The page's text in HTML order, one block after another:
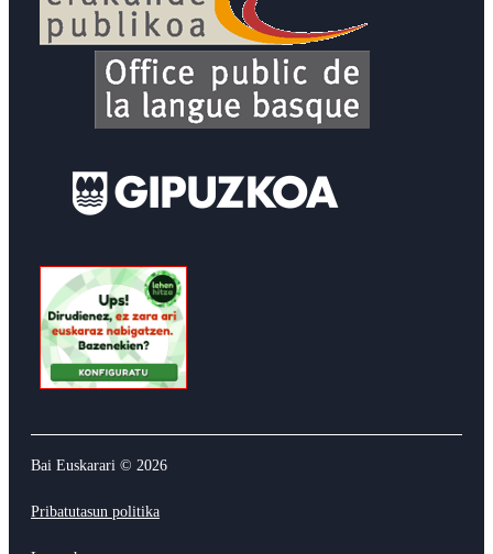
Bai Euskarari © 2026
Pribatutasun politika